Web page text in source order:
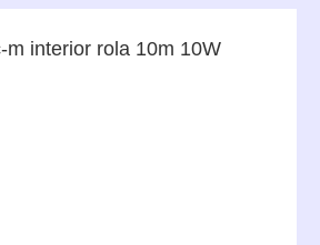
interior rola 10m 10W